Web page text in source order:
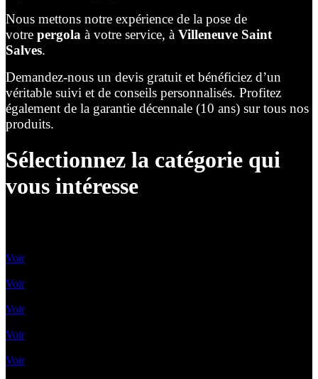
Nous mettons notre expérience de la pose de
votre pergola à votre service, à Villeneuve Saint
Salves.
Demandez-nous un devis gratuit et bénéficiez d’un
véritable suivi et de conseils personnalisés. Profitez
également de la garantie décennale (10 ans) sur tous nos
produits.
Sélectionnez la catégorie qui
vous intéresse
Voir
Voir
Voir
Voir
Voir